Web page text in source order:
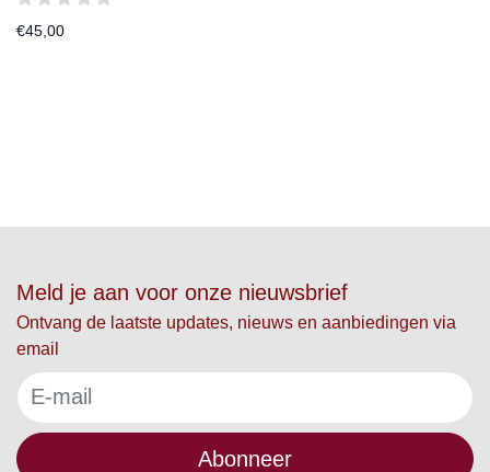
€45,00
Meld je aan voor onze nieuwsbrief
Ontvang de laatste updates, nieuws en aanbiedingen via
email
Abonneer